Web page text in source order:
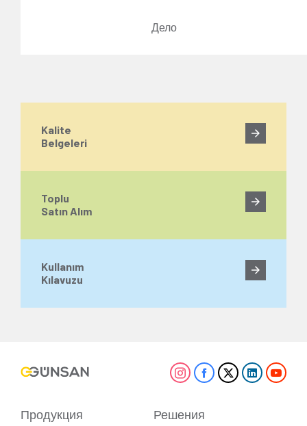
Дело
Kalite
Belgeleri
Toplu
Satın Alım
Kullanım
Kılavuzu
Продукция
Решения